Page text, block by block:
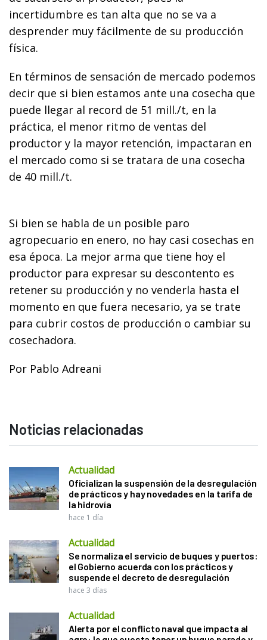
incertidumbre es tan alta que no se va a
desprender muy fácilmente de su producción
física.
En términos de sensación de mercado podemos
decir que si bien estamos ante una cosecha que
puede llegar al record de 51 mill./t, en la
práctica, el menor ritmo de ventas del
productor y la mayor retención, impactaran en
el mercado como si se tratara de una cosecha
de 40 mill./t.
Si bien se habla de un posible paro
agropecuario en enero, no hay casi cosechas en
esa época. La mejor arma que tiene hoy el
productor para expresar su descontento es
retener su producción y no venderla hasta el
momento en que fuera necesario, ya se trate
para cubrir costos de producción o cambiar su
cosechadora.
Por Pablo Adreani
Noticias relacionadas
Actualidad
Oficializan la suspensión de la desregulación
de prácticos y hay novedades en la tarifa de
la hidrovía
hace 1 día
Actualidad
Se normaliza el servicio de buques y puertos:
el Gobierno acuerda con los prácticos y
suspende el decreto de desregulación
hace 3 días
Actualidad
Alerta por el conflicto naval que impacta al